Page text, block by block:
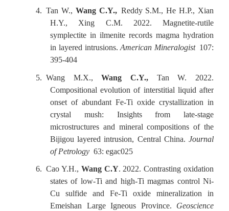
4. Tan W., Wang C.Y.,Reddy S.M., He H.P., Xian
H.Y., Xing C.M. 2022. Magnetite-rutile
symplectite in ilmenite records magma hydration
in layered intrusions.American Mineralogist107:
395-404
5. Wang M.X.,Wang C.Y., Tan W. 2022.
Compositional evolution of interstitial liquid after
onset of abundant Fe-Ti oxide crystallization in
crystal mush: Insights from late-stage
microstructures and mineral compositions of the
Bijigou layered intrusion, Central China. Journal
of Petrology 63: egac025
6. Cao Y.H., Wang C.Y. 2022. Contrasting oxidation
states of low-Ti and high-Ti magmas control Ni-
Cu sulfide and Fe-Ti oxide mineralization in
Emeishan Large Igneous Province. Geoscience